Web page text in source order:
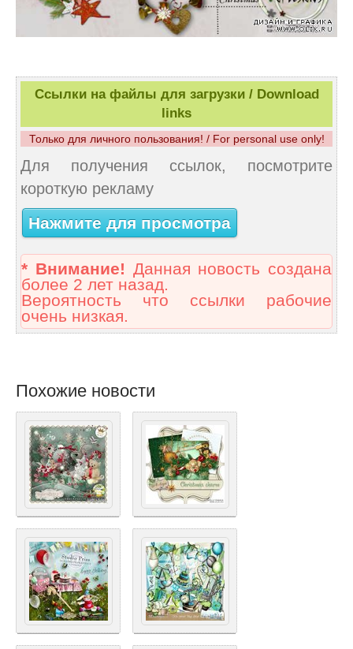
Ссылки на файлы для загрузки / Download
links
Только для личного пользования! / For personal use only!
Для получения ссылок, посмотрите
короткую рекламу
Нажмите для просмотра
* Внимание! Данная новость создана
более 2 лет назад.
Вероятность что ссылки рабочие
очень низкая.
Похожие новости